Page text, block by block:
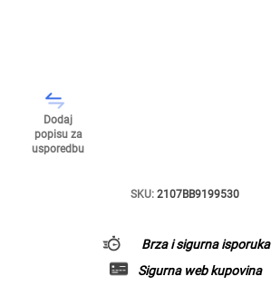
Dodaj
popisu za
usporedbu
SKU: 2107BB9199530
Brza i sigurna isporuka
Sigurna web kupovina